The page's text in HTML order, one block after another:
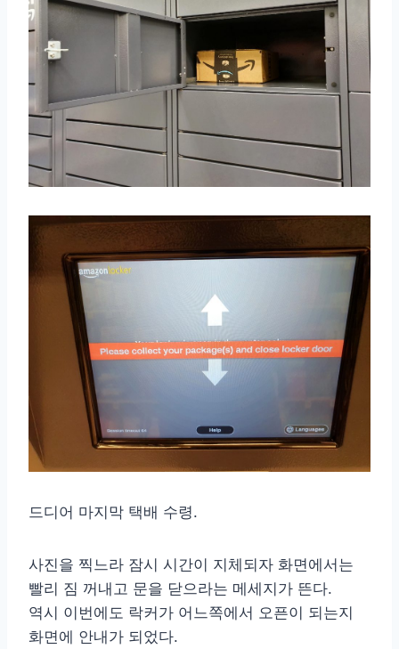
드디어 마지막 택배 수령.
사진을 찍느라 잠시 시간이 지체되자 화면에서는
빨리 짐 꺼내고 문을 닫으라는 메세지가 뜬다.
역시 이번에도 락커가 어느쪽에서 오픈이 되는지
화면에 안내가 되었다.